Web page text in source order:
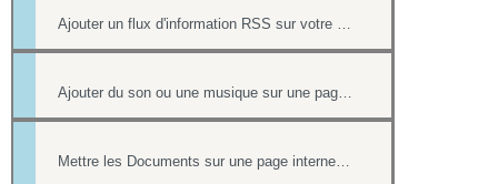
Ajouter un flux d'information RSS sur votre site internet
Ajouter du son ou une musique sur une page de votre site
Mettre les Documents sur une page internet ou intranet